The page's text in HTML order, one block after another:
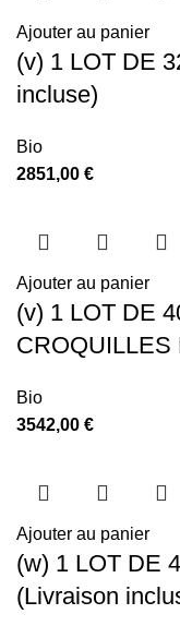
Ajouter au panier
(v) 1 LOT DE
incluse)
Bio
2851,00 €
Ajouter au panier
(v) 1 LOT DE
CROQUILLES
Bio
3542,00 €
Ajouter au panier
(w) 1 LOT DE
(Livraison